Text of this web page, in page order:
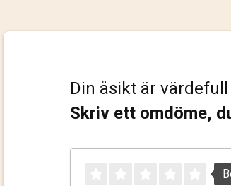
Din åsikt är värdefull
Skriv ett omdöme,